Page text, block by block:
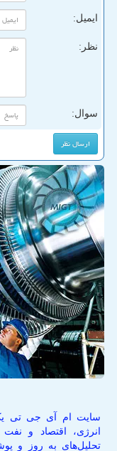
ایمیل:
نظر:
سوال:
سایت ام آی جی تی یک
انرژی، اقتصاد و
تحلیل‌های به روز و